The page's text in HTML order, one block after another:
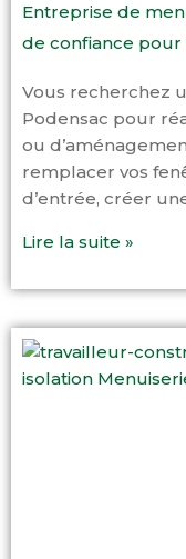
Entreprise de
de confiance pour
Vous recherchez
Podensac pour
ou
remplacer vos
d’entrée, créer
Lire la suite »